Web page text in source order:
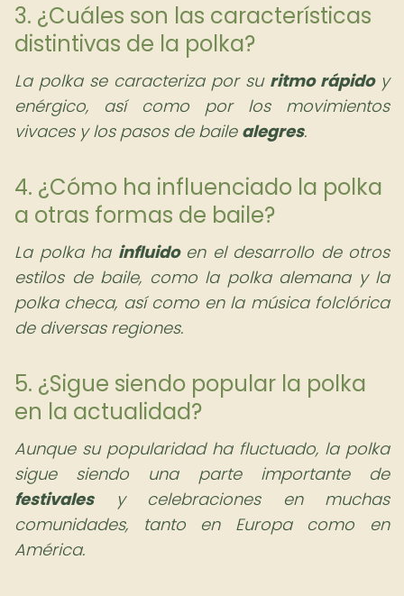
3. ¿Cuáles son las características
distintivas de la polka?
La polka se caracteriza por su ritmo rápidoy
enérgico, así como por los movimientos
vivaces y los pasos de baile alegres.
4. ¿Cómo ha influenciado la polka
a otras formas de baile?
La polka ha influidoen el desarrollo de otros
estilos de baile, como la polka alemana y la
polka checa, así como en la música folclórica
de diversas regiones.
5. ¿Sigue siendo popular la polka
en la actualidad?
Aunque su popularidad ha fluctuado, la polka
sigue siendo una parte importante de
festivalesy celebraciones en muchas
comunidades, tanto en Europa como en
América.